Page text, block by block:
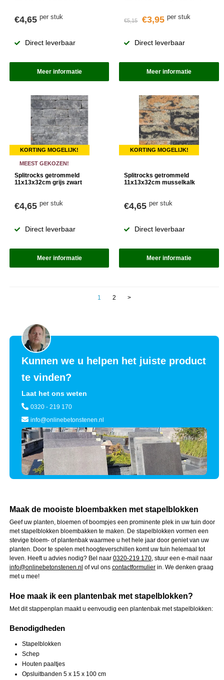
€4,65 per stuk
Direct leverbaar
Meer informatie
€5,15 €3,95 per stuk
Direct leverbaar
Meer informatie
KORTING MOGELIJK!
MEEST GEKOZEN!
Splitrocks getrommeld
11x13x32cm grijs zwart
€4,65 per stuk
Direct leverbaar
Meer informatie
KORTING MOGELIJK!
Splitrocks getrommeld
11x13x32cm musselkalk
€4,65per stuk
Direct leverbaar
Meer informatie
1 2 >
Kunnen we u helpen het juiste product
te vinden?
Laat het ons weten
0320 - 219 170
info@onlinebetonstenen.nl
Maak de mooiste bloembakken met stapelblokken
Geef uw planten, bloemen of boompjes een prominente plek in uw tuin door
met stapelblokken bloembakken te maken. De stapelblokken vormen een
stevige bloem- of plantenbak waarmee u het hele jaar door geniet van uw
planten. Door te spelen met hoogteverschillen komt uw tuin helemaal tot
leven. Heeft u advies nodig? Bel naar 0320-219 170, stuur een e-mail naar
info@onlinebetonstenen.nl of vul ons contactformulierin. We denken graag
met u mee!
Hoe maak ik een plantenbak met stapelblokken?
Met dit stappenplan maakt u eenvoudig een plantenbak met stapelblokken:
Benodigdheden
Stapelblokken
Schep
Houten paaltjes
Opsluitbanden 5 x 15 x 100 cm